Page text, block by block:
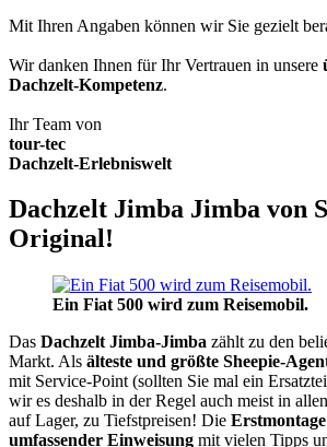
Mit Ihren Angaben können wir Sie gezielt
Wir danken Ihnen für Ihr Vertrauen in unsere
Dachzelt-Kompetenz.
Ihr Team von
tour-tec
Dachzelt-Erlebniswelt
Dachzelt Jimba Jimba von
Original!
Ein Fiat 500 wird zum Reisemobil.
Das Dachzelt Jimba-Jimba zählt zu den
Markt. Als älteste und größte Sheepie-
mit Service-Point (sollten Sie mal ein
wir es deshalb in der Regel auch meist in
auf Lager, zu Tiefstpreisen! Die
umfassender Einweisung mit vielen Tipps